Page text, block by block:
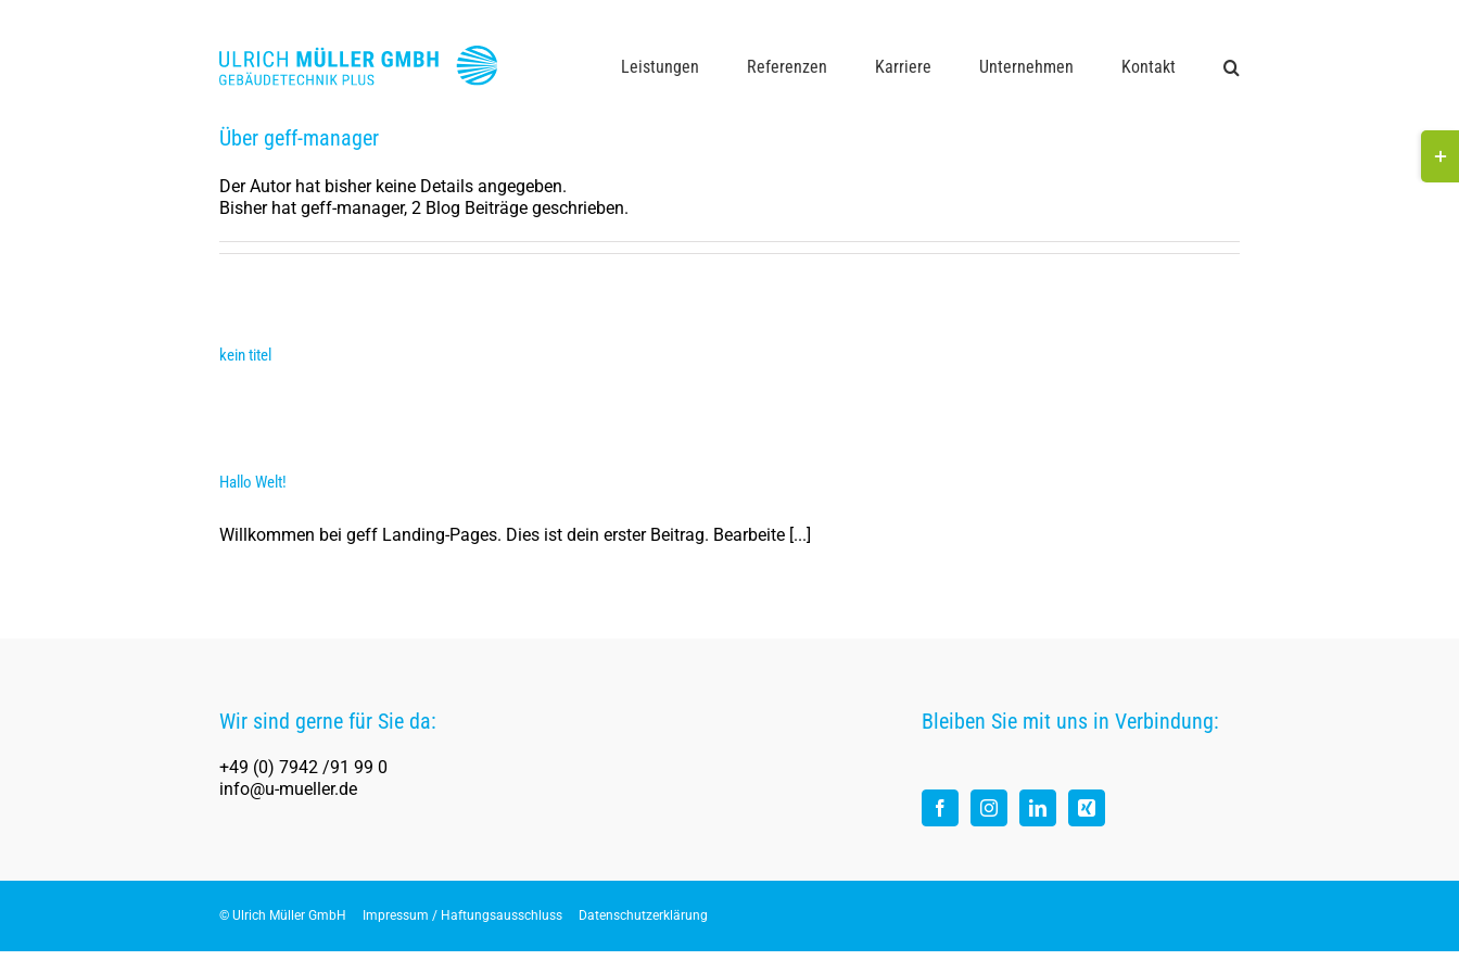
Leistungen Referenzen Karriere Unternehmen Kontakt
Über geff-manager
Der Autor hat bisher keine Details angegeben.
Bisher hat geff-manager, 2 Blog Beiträge geschrieben.
kein titel
Hallo Welt!
Willkommen bei geff Landing-Pages. Dies ist dein erster Beitrag. Bearbeite [...]
Wir sind gerne für Sie da:
+49 (0) 7942 /91 99 0
info@u-mueller.de
Bleiben Sie mit uns in Verbindung:
© Ulrich Müller GmbH Impressum / Haftungsausschluss Datenschutzerklärung
Bar